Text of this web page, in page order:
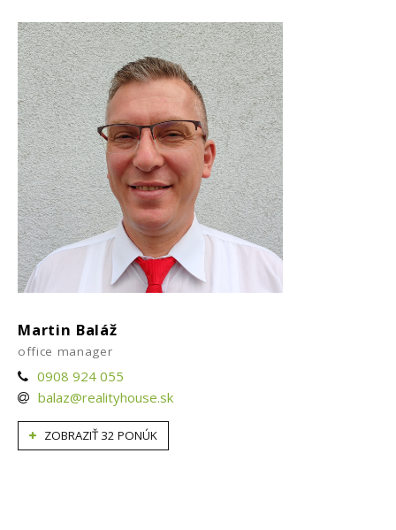
Martin Baláž
office manager
0908 924 055
balaz@realityhouse.sk
ZOBRAZIŤ 32 PONÚK